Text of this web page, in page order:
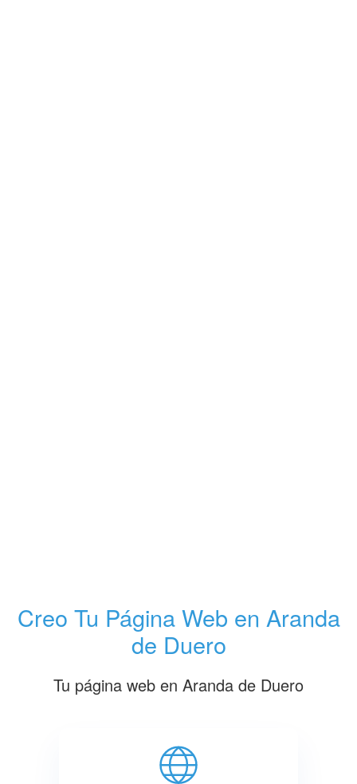
Creo Tu Página Web en Aranda
de Duero
Tu página web en Aranda de Duero